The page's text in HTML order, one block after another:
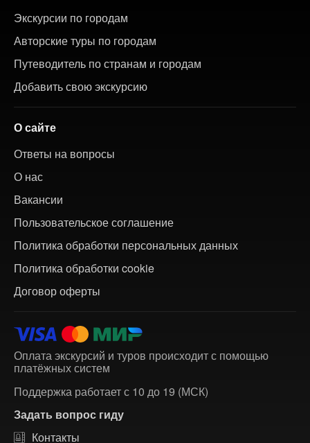
Экскурсии по городам
Авторские туры по городам
Путеводитель по странам и городам
Добавить свою экскурсию
О сайте
Ответы на вопросы
О нас
Вакансии
Пользовательское соглашение
Политика обработки персональных данных
Политика обработки cookie
Договор оферты
Оплата экскурсий и туров происходит с помощью
платёжных систем
Поддержка работает с 10 до 19 (МСК)
Задать вопрос гиду
Контакты